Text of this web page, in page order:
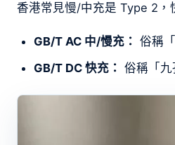
香港常見慢/中充是 Type 2，
GB/T AC 中/慢充： 俗稱
GB/T DC 快充： 俗稱「九